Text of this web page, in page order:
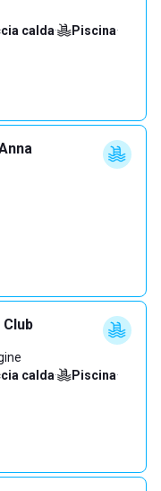
calda· Piscina·
calda· Piscina·